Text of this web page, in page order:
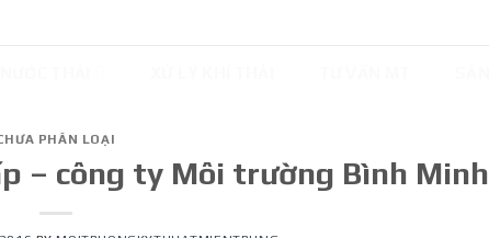
PHÂN LOẠI
– công ty Môi trường Bình Minh